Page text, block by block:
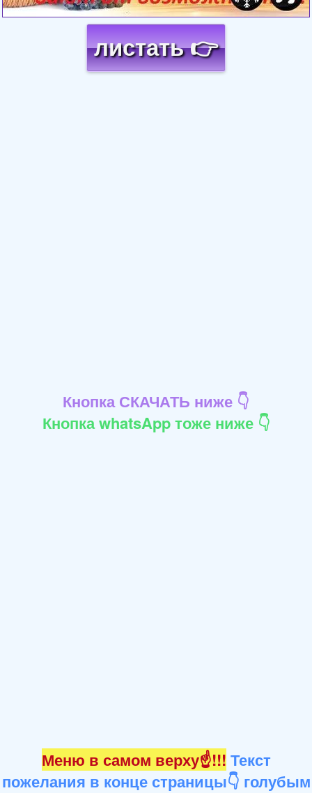
листать 👉
Кнопка СКАЧАТЬ ниже 👇
Кнопка whatsApp тоже ниже 👇
Меню в самом верху☝!!! Текст
пожелания в конце страницы👇 голубым